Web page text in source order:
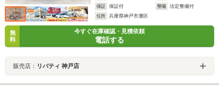
保証
保証付 整備
法定整備付
住所
兵庫県神戸市灘区
無
料
今すぐ在庫確認・見積依頼
電話する
販売店： リバティ 神戸店